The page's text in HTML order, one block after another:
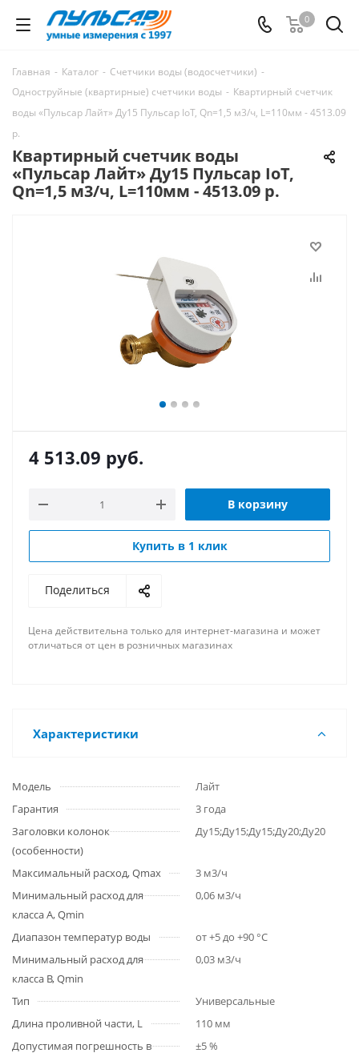
0
Главная - Каталог - Счетчики воды (водосчетчики) -
Одноструйные (квартирные) счетчики воды - Квартирный счетчик
воды «Пульсар Лайт» Ду15 Пульсар IoT, Qn=1,5 м3/ч, L=110мм - 4513.09
р.
Квартирный счетчик воды
«Пульсар Лайт» Ду15 Пульсар IoT,
Qn=1,5 м3/ч, L=110мм - 4513.09 р.
4 513.09 руб.
В корзину
Купить в 1 клик
Поделиться
Цена действительна только для интернет-магазина и может
отличаться от цен в розничных магазинах
Характеристики
Модель
Лайт
Гарантия
3 года
Заголовки колонок
(особенности)
Ду15;Ду15;Ду15;Ду20;Ду20
Максимальный расход, Qmax
3 м3/ч
Минимальный расход для
класса A, Qmin
0,06 м3/ч
Диапазон температур воды
от +5 до +90 °С
Минимальный расход для
класса B, Qmin
0,03 м3/ч
Тип
Универсальные
Длина проливной части, L
110 мм
Допустимая погрешность в
±5 %